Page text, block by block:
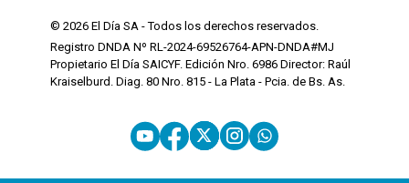
© 2026 El Día SA - Todos los derechos reservados.
Registro DNDA Nº RL-2024-69526764-APN-DNDA#MJ
Propietario El Día SAICYF. Edición Nro. 6986 Director: Raúl
Kraiselburd. Diag. 80 Nro. 815 - La Plata - Pcia. de Bs. As.